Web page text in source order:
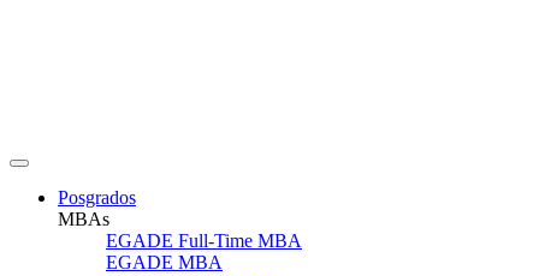
Posgrados
MBAs
EGADE Full-Time MBA
EGADE MBA